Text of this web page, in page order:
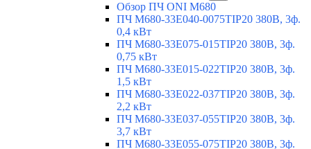
Обзор ПЧ ONI M680
ПЧ M680-33E040-0075TIP20 380В, 3ф.
0,4 кВт
ПЧ M680-33E075-015TIP20 380В, 3ф.
0,75 кВт
ПЧ M680-33E015-022TIP20 380В, 3ф.
1,5 кВт
ПЧ M680-33E022-037TIP20 380В, 3ф.
2,2 кВт
ПЧ M680-33E037-055TIP20 380В, 3ф.
3,7 кВт
ПЧ M680-33E055-075TIP20 380В, 3ф.